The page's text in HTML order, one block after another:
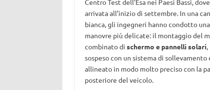
Centro Test dell’Esa nei Paesi Bassi,
arrivata all’inizio di settembre. In una
bianca, gli ingegneri hanno condotto
manovre più delicate: il montaggio del
combinato di schermo e pannelli solari,
sospeso con un sistema di sollevamento
allineato in modo molto preciso con la
posteriore del veicolo.